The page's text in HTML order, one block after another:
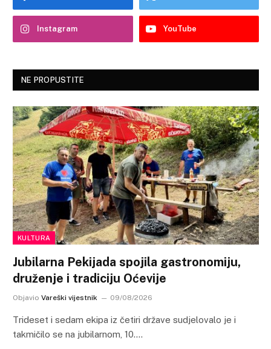
Instagram YouTube
NE PROPUSTITE
KULTURA
Jubilarna Pekijada spojila gastronomiju,
druženje i tradiciju Oćevije
Objavio Vareški vijestnik 09/08/2026
Trideset i sedam ekipa iz četiri države sudjelovalo je i
takmičilo se na jubilarnom, 10.…